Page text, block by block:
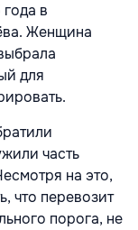
в
Женщина
для
часть
на это,
что перевозит
порога, не